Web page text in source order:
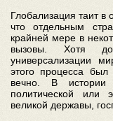
Глобализация таит в
что отдельным
крайней мере в
вызовы. Хотя
универсализации
этого процесса
вечно. В
политической или
великой державы,